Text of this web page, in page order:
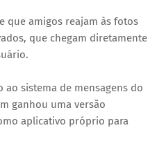
que amigos reajam às fotos
que chegam diretamente
sistema de mensagens do
ganhou uma versão
aplicativo próprio para